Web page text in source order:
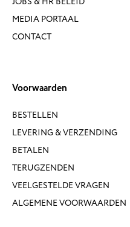
MEDIA PORTAAL
CONTACT
Voorwaarden
BESTELLEN
LEVERING & VERZENDING
BETALEN
TERUGZENDEN
VEELGESTELDE VRAGEN
ALGEMENE VOORWAARDEN